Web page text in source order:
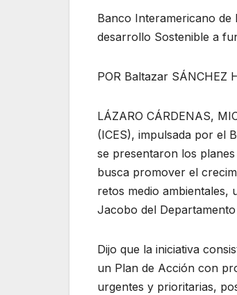
Banco Interamericano
desarrollo Sostenible a
POR Baltazar SÁNCHEZ
LÁZARO CÁRDENAS,
(ICES), impulsada por el
se presentaron los
busca promover el
retos medio ambientales,
Jacobo del
Dijo que la iniciativa
un Plan de Acción con
urgentes y prioritarias,